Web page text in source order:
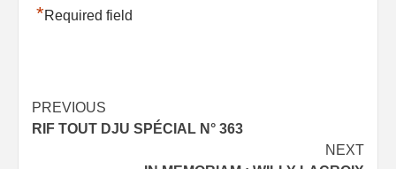
*Required field
Post
navigation
PREVIOUS
RIF TOUT DJU SPÉCIAL N° 363
NEXT